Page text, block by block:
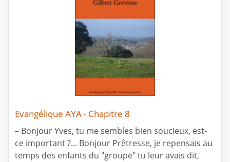
Evangélique AYA - Chapitre 8
– Bonjour Yves, tu me sembles bien soucieux, est-
ce important ?... Bonjour Prêtresse, je repensais au
temps des enfants du "groupe" tu leur avais dit,